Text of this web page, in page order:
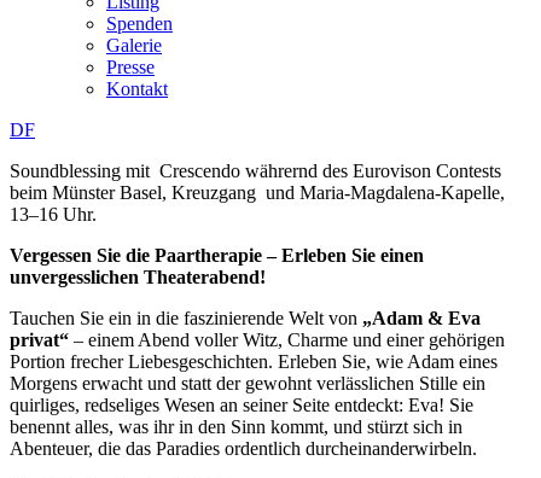
Spenden
Galerie
Presse
Kontakt
DF
Soundblessing mit Crescendo währernd des Eurovison Contests
beim Münster Basel, Kreuzgang und Maria-Magdalena-Kapelle,
13–16 Uhr.
Vergessen Sie die Paartherapie – Erleben Sie einen
unvergesslichen Theaterabend!
Tauchen Sie ein in die faszinierende Welt von „Adam & Eva
privat“ – einem Abend voller Witz, Charme und einer gehörigen
Portion frecher Liebesgeschichten. Erleben Sie, wie Adam eines
Morgens erwacht und statt der gewohnt verlässlichen Stille ein
quirliges, redseliges Wesen an seiner Seite entdeckt: Eva! Sie
benennt alles, was ihr in den Sinn kommt, und stürzt sich in
Abenteuer, die das Paradies ordentlich durcheinanderwirbeln.